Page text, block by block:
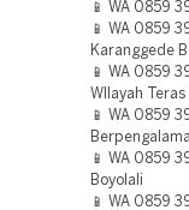
📱 WA 0859
📱 WA 0859
Karanggede
📱 WA 0859
WIlayah Teras
📱 WA 0859
📱 WA 0859
Boyolali
📱 WA 0859